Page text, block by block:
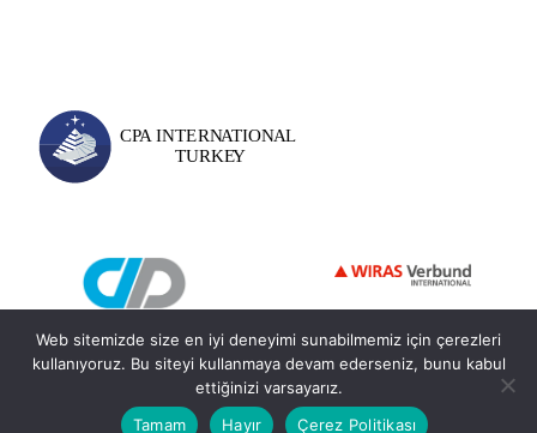
© 2026 - STB CPA International Turkey. Tüm Hakları Saklıdır.
Web sitemizde size en iyi deneyimi sunabilmemiz için çerezleri
kullanıyoruz. Bu siteyi kullanmaya devam ederseniz, bunu kabul
ettiğinizi varsayarız.
Tamam
Hayır Çerez Politikası